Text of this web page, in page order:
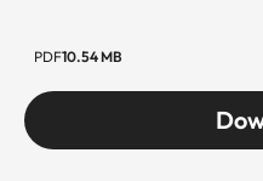
PDF10.54 MB